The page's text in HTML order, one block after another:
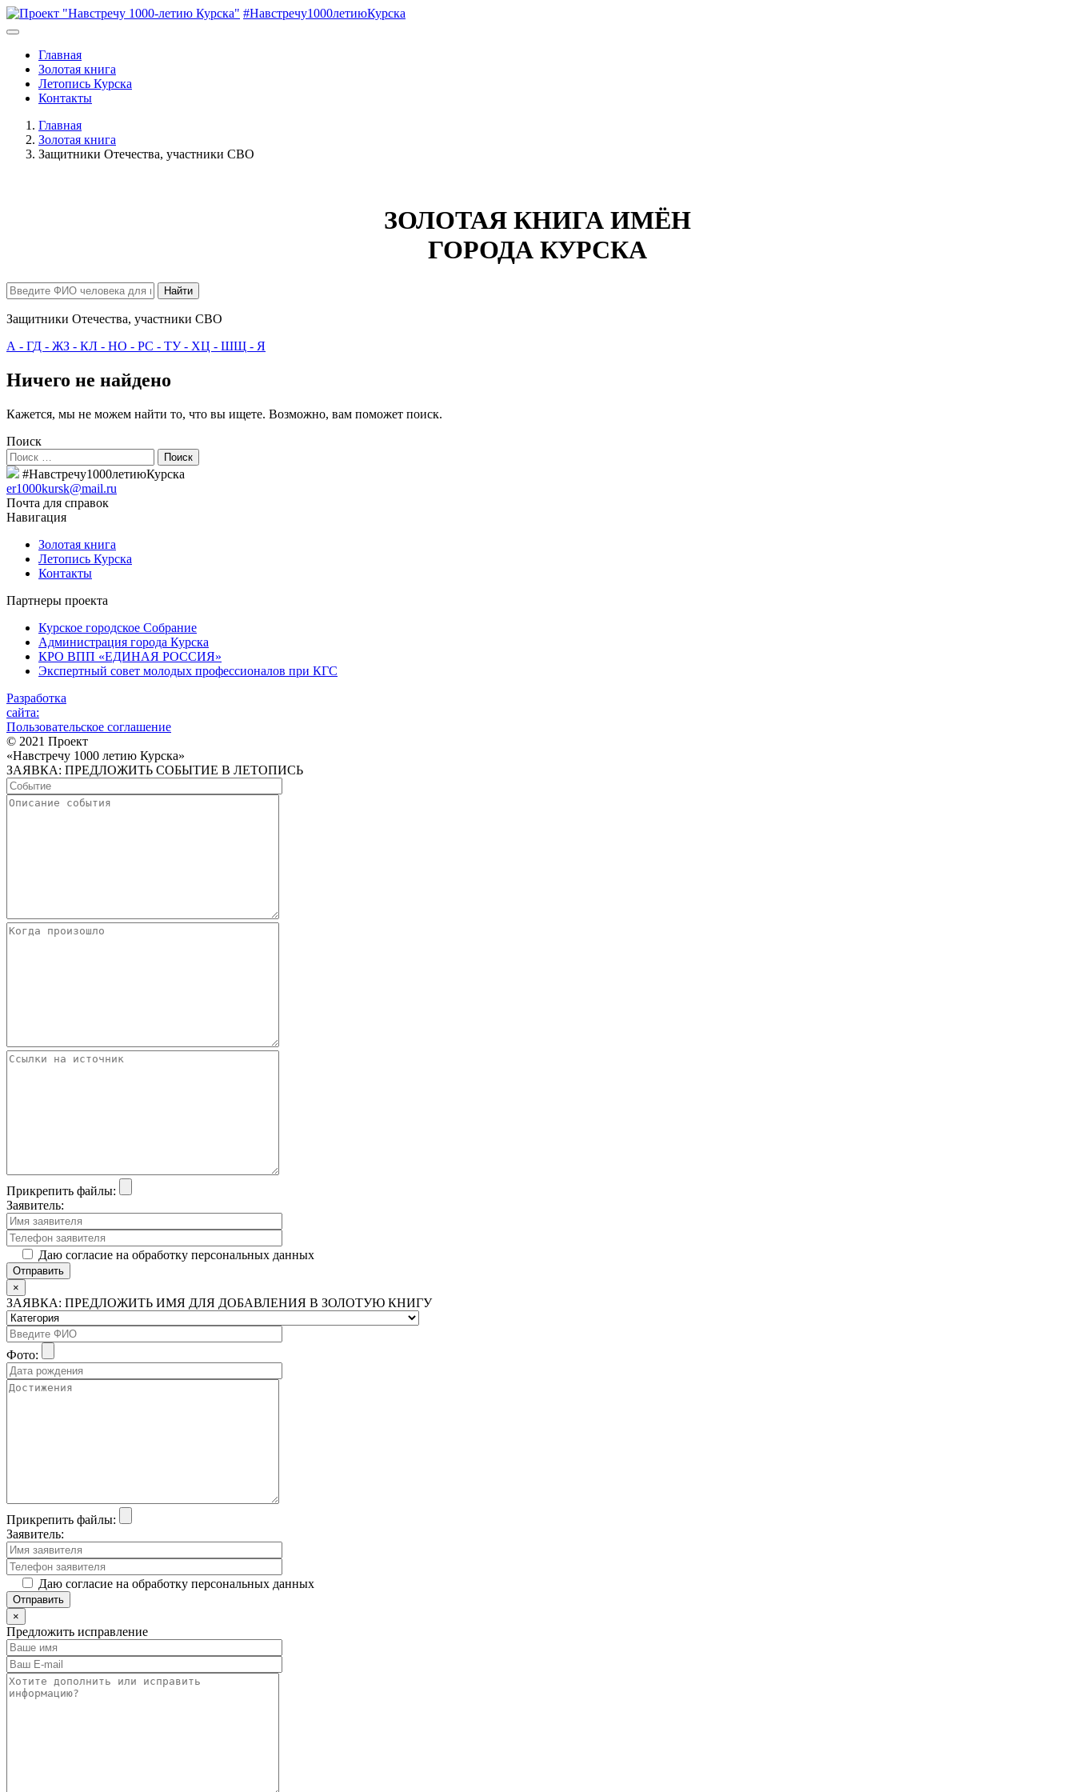
#Навстречу1000летиюКурска
Главная
Золотая книга
Летопись Курска
Контакты
Главная
Золотая книга
Защитники Отечества, участники СВО
ЗОЛОТАЯ КНИГА ИМЁН
ГОРОДА КУРСКА
Найти
Защитники Отечества, участники СВО
А - ГД - ЖЗ - КЛ - НО - РС - ТУ - ХЦ - ШЩ - Я
Ничего не найдено
Кажется, мы не можем найти то, что вы ищете. Возможно, вам поможет поиск.
Поиск
#Навстречу1000летиюКурска
er1000kursk@mail.ru
Почта для справок
Навигация
Золотая книга
Летопись Курска
Контакты
Партнеры проекта
Курское городское Собрание
Администрация города Курска
КРО ВПП «ЕДИНАЯ РОССИЯ»
Экспертный совет молодых профессионалов при КГС
Разработка
сайта:
Пользовательское соглашение
© 2021 Проект
«Навстречу 1000 летию Курска»
ЗАЯВКА: ПРЕДЛОЖИТЬ СОБЫТИЕ В ЛЕТОПИСЬ
Прикрепить файлы:
Заявитель:
Даю согласие на обработку персональных данных
×
ЗАЯВКА: ПРЕДЛОЖИТЬ ИМЯ ДЛЯ ДОБАВЛЕНИЯ В ЗОЛОТУЮ КНИГУ
Фото:
Прикрепить файлы:
Заявитель:
Даю согласие на обработку персональных данных
×
Предложить исправление